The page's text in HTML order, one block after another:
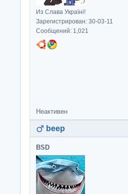
Из Слава Україні!
Зарегистрирован: 30-03-11
Сообщений: 1,021
Неактивен
beep
BSD